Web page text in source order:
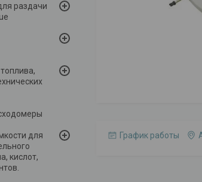
раздачи
для
кислот,
График работы